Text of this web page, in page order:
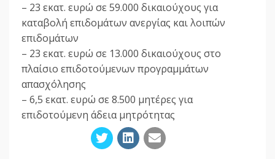
– 23 εκατ. ευρώ σε 59.000 δικαιούχους για
καταβολή επιδομάτων ανεργίας και λοιπών
επιδομάτων
– 23 εκατ. ευρώ σε 13.000 δικαιούχους στο
πλαίσιο επιδοτούμενων προγραμμάτων
απασχόλησης
– 6,5 εκατ. ευρώ σε 8.500 μητέρες για
επιδοτούμενη άδεια μητρότητας